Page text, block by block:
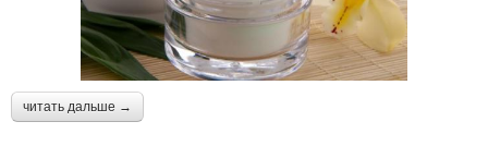
читать дальше →